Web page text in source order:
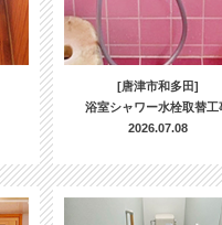
[唐津市和多田]
浴室シャワー水栓取替工
2026.07.08